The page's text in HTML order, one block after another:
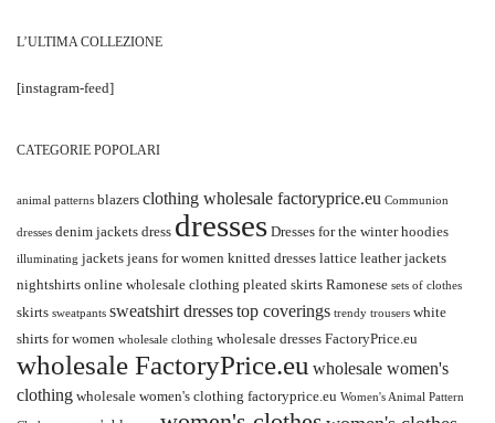
L’ULTIMA COLLEZIONE
[instagram-feed]
CATEGORIE POPOLARI
animal patterns blazers clothing wholesale factoryprice.eu Communion
dresses denim jackets dress dresses Dresses for the winter hoodies
illuminating jackets jeans for women knitted dresses lattice leather jackets
nightshirts online wholesale clothing pleated skirts Ramonese sets of clothes
skirts sweatpants sweatshirt dressestop coverings trendy trousers white
shirts for women wholesale clothing wholesale dresses FactoryPrice.eu
wholesale FactoryPrice.eu wholesale women's
clothing wholesale women's clothing factoryprice.eu Women's Animal Pattern